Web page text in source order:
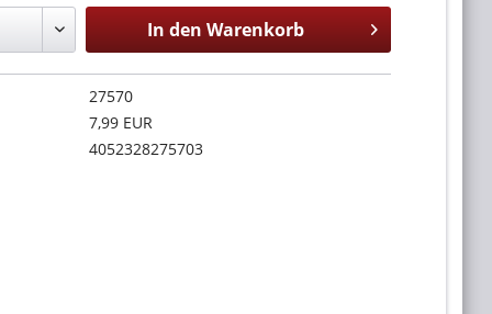
In den Warenkorb
27570
7,99 EUR
4052328275703